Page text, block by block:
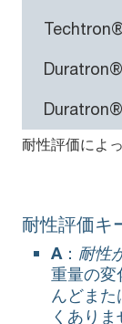
耐性評価によ
耐性評価キ
A ： 耐性
重量の変
んどまた
くあり